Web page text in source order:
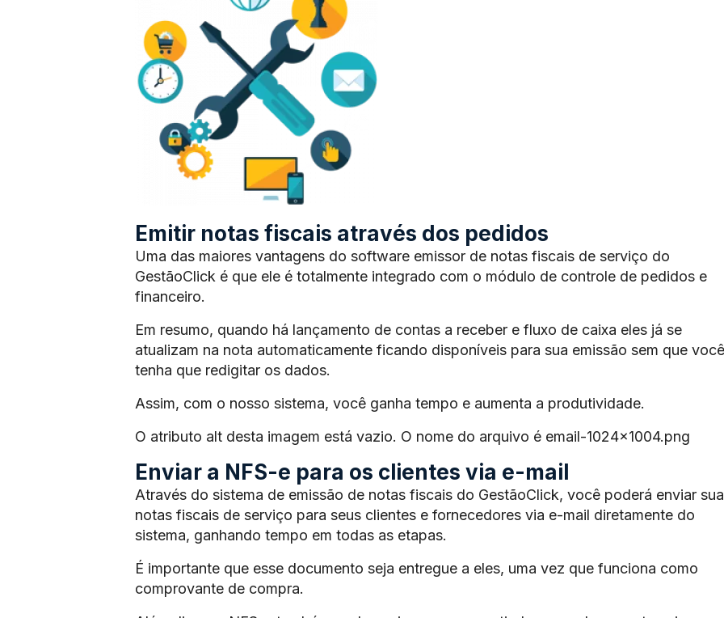
Emitir notas fiscais através dos pedidos
Uma das maiores vantagens do software emissor de notas fiscais de serviço do
GestãoClick é que ele é totalmente integrado com o módulo de controle de pedidos e
financeiro.
Em resumo, quando há lançamento de contas a receber e fluxo de caixa eles já se
atualizam na nota automaticamente ficando disponíveis para sua emissão sem que você
tenha que redigitar os dados.
Assim, com o nosso sistema, você ganha tempo e aumenta a produtividade.
O atributo alt desta imagem está vazio. O nome do arquivo é email-1024×1004.png
Enviar a NFS-e para os clientes via e-mail
Através do sistema de emissão de notas fiscais do GestãoClick, você poderá enviar
notas fiscais de serviço para seus clientes e fornecedores via e-mail diretamente do
sistema, ganhando tempo em todas as etapas.
É importante que esse documento seja entregue a eles, uma vez que funciona como
comprovante de compra.